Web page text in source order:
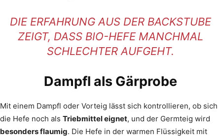
DIE ERFAHRUNG AUS DER BACKSTUBE
ZEIGT, DASS BIO-HEFE MANCHMAL
SCHLECHTER AUFGEHT.
Dampfl als Gärprobe
Mit einem Dampfl oder Vorteig lässt sich kontrollieren, ob sich
die Hefe noch als Triebmittel eignet, und der Germteig wird
besonders flaumig. Die Hefe in der warmen Flüssigkeit mit